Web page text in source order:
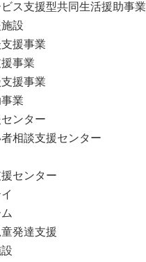
ス支援型共同生活援助事業
設
援事業
事業
援事業
業
ンター
相談支援センター
センター
発達支援